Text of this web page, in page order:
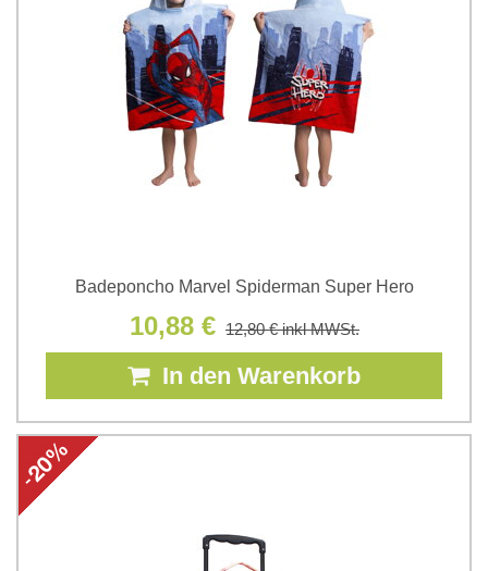
Badeponcho Marvel Spiderman Super Hero
10,88 € 12,80 €inkl MWSt.
In den Warenkorb